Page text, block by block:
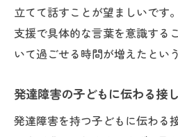
立てて話すことが望ましいです
支援で具体的な言葉を意識する
いて過ごせる時間が増えたとい
発達障害の子どもに伝わる接
発達障害を持つ子どもに伝わる